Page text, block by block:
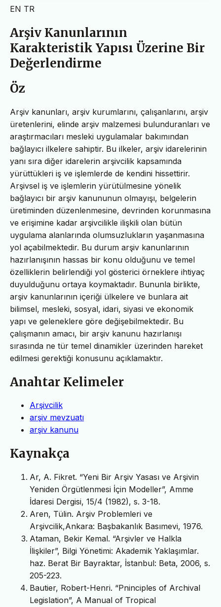
EN TR
Arşiv Kanunlarının
Karakteristik Yapısı Üzerine Bir
Değerlendirme
Öz
Arşiv kanunları, arşiv kurumlarını, çalışanlarını, arşiv
üretenlerini, elinde arşiv malzemesi bulunduranları ve
araştırmacıları mesleki uygulamalar bakımından
bağlayıcı ilkelere sahiptir. Bu ilkeler, arşiv idarelerinin
yanı sıra diğer idarelerin arşivcilik kapsamında
yürüttükleri iş ve işlemlerde de kendini hissettirir.
Arşivsel iş ve işlemlerin yürütülmesine yönelik
bağlayıcı bir arşiv kanununun olmayışı, belgelerin
üretiminden düzenlenmesine, devrinden korunmasına
ve erişimine kadar arşivcilikle ilişkili olan bütün
uygulama alanlarında olumsuzlukların yaşanmasına
yol açabilmektedir. Bu durum arşiv kanunlarının
hazırlanışının hassas bir konu olduğunu ve temel
özelliklerin belirlendiği yol gösterici örneklere ihtiyaç
duyulduğunu ortaya koymaktadır. Bununla birlikte,
arşiv kanunlarının içeriği ülkelere ve bunlara ait
bilimsel, mesleki, sosyal, idari, siyasi ve ekonomik
yapı ve geleneklere göre değişebilmektedir. Bu
çalışmanın amacı, bir arşiv kanunu hazırlanışı
sırasında ne tür temel dinamikler üzerinden hareket
edilmesi gerektiği konusunu açıklamaktır.
Anahtar Kelimeler
Arşivcilik
arşiv mevzuatı
arşiv kanunu
Kaynakça
Ar, A. Fikret. “Yeni Bir Arşiv Yasası ve Arşivin
Yeniden Örgütlenmesi İçin Modeller”, Amme
İdaresi Dergisi, 15/4 (1982), s. 3-18.
Aren, Tülin. Arşiv Problemleri ve
Arşivcilik,Ankara: Başbakanlık Basımevi, 1976.
Ataman, Bekir Kemal. “Arşivler ve Halkla
İlişkiler”, Bilgi Yönetimi: Akademik Yaklaşımlar.
haz. Berat Bir Bayraktar, İstanbul: Beta, 2006, s.
205-223.
Bautier, Robert-Henri. “Pninciples of Archival
Legislation”, A Manual of Tropical